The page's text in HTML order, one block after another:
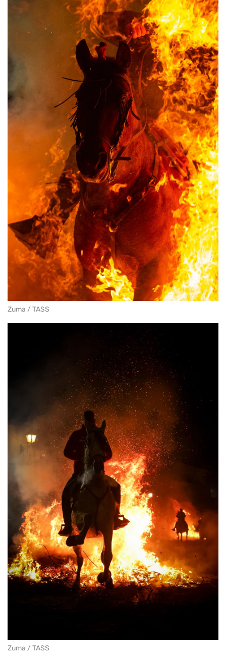
Zuma / TASS
Zuma / TASS